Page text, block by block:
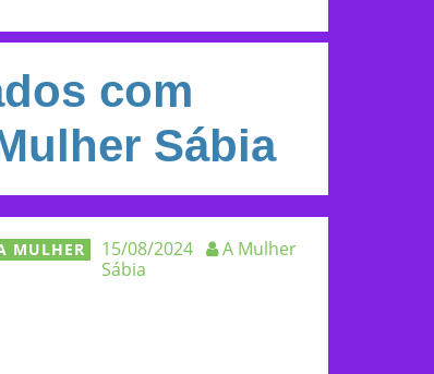
com
Sábia
MULHER
15/08/2024
A Mulher
Sábia